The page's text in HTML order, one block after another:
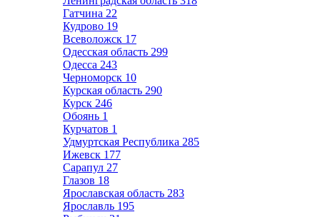
Гатчина 22
Кудрово 19
Всеволожск 17
Одесская область 299
Одесса 243
Черноморск 10
Курская область 290
Курск 246
Обоянь 1
Курчатов 1
Удмуртская Республика 285
Ижевск 177
Сарапул 27
Глазов 18
Ярославская область 283
Ярославль 195